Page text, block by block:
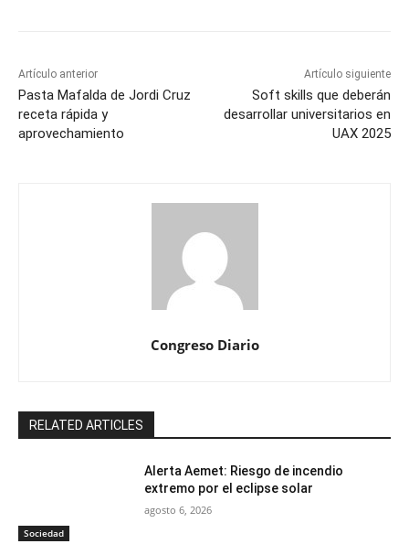
Artículo anterior
Pasta Mafalda de Jordi Cruz
receta rápida y
aprovechamiento
Artículo siguiente
Soft skills que deberán
desarrollar universitarios en
UAX 2025
Congreso Diario
RELATED ARTICLES
Sociedad
Alerta Aemet: Riesgo de incendio
extremo por el eclipse solar
agosto 6, 2026